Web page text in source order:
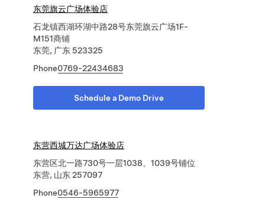
东莞旗云广场体验店
石龙镇西湖环湖中路28号东莞旗云广场1F-
M151商铺
东莞, 广东 523325
Phone0769-22434683
Schedule a Demo Drive
东营西城万达广场体验店
东营区北一路730号一层1038、1039号铺位
东营, 山东 257097
Phone0546-5965977